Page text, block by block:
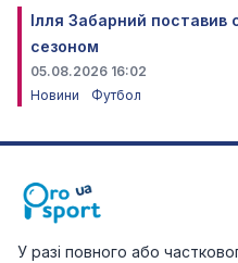
Ілля Забарний поставив
сезоном
05.08.2026 16:02
Новини
Футбол
У разі повного або